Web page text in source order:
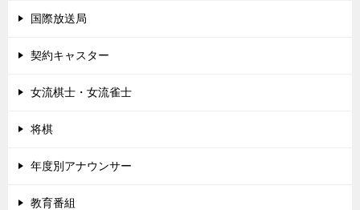
国際放送局
契約キャスター
女流棋士・女流雀士
将棋
年度別アナウンサー
教育番組